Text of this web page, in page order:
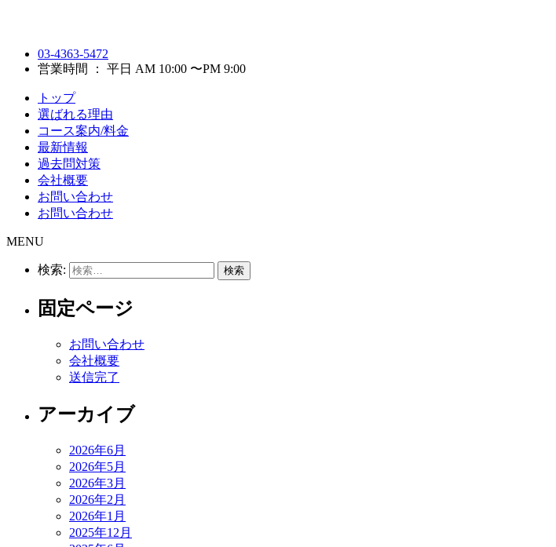
03-4363-5472
営業時間 ： 平日 AM 10:00 〜PM 9:00
トップ
選ばれる理由
コース案内/料金
最新情報
過去問対策
会社概要
お問い合わせ
お問い合わせ
MENU
検索:
固定ページ
お問い合わせ
会社概要
送信完了
アーカイブ
2026年6月
2026年5月
2026年3月
2026年2月
2026年1月
2025年12月